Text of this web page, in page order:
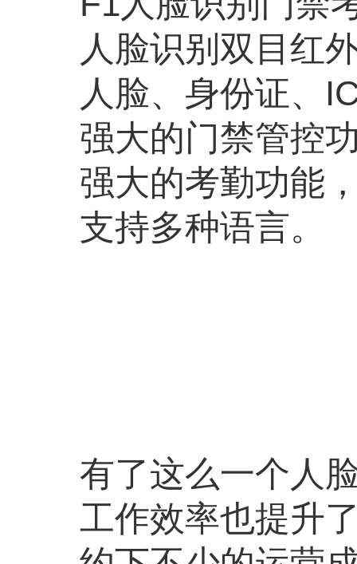
人脸识别双目红
人脸、身份证、
强大的门禁管控
强大的考勤功能
支持多种语言。
有了这么一个人
工作效率也提升